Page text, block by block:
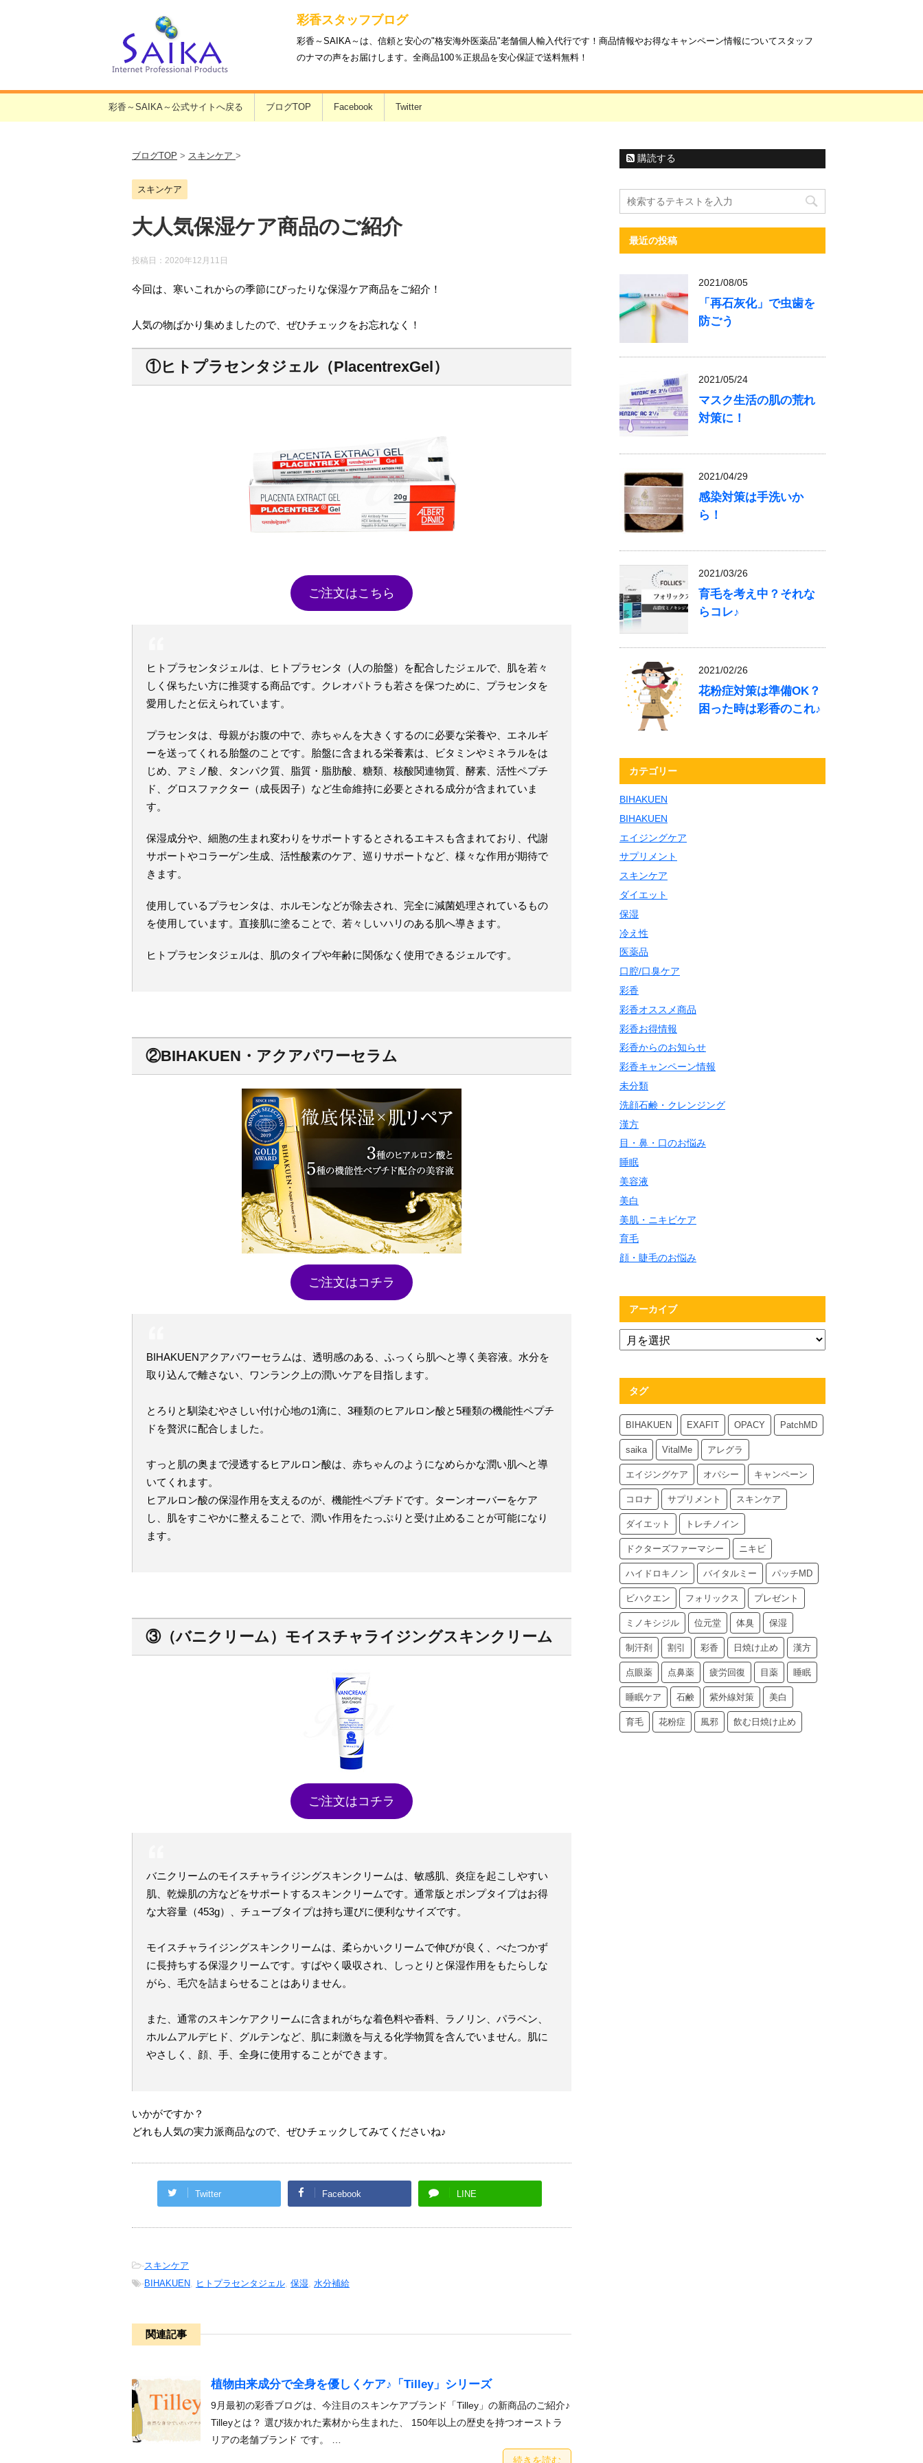
彩香スタッフブログ
彩香～SAIKA～は、信頼と安心の"格安海外医薬品"老舗個人輸入代行です！商品情報やお得なキャンペーン情報についてスタッフ
のナマの声をお届けします。全商品100％正規品を安心保証で送料無料！
彩香～SAIKA～公式サイトへ戻る ブログTOP Facebook Twitter
ブログTOP > スキンケア >
スキンケア
大人気保湿ケア商品のご紹介
投稿日： 2020年12月11日
今回は、寒いこれからの季節にぴったりな保湿ケア商品をご紹介！
人気の物ばかり集めましたので、ぜひチェックをお忘れなく！
①ヒトプラセンタジェル（PlacentrexGel）
ご注文はこちら
ヒトプラセンタジェルは、ヒトプラセンタ（人の胎盤）を配合したジェルで、肌を若々
しく保ちたい方に推奨する商品です。クレオパトラも若さを保つために、プラセンタを
愛用したと伝えられています。
プラセンタは、母親がお腹の中で、赤ちゃんを大きくするのに必要な栄養や、エネルギ
ーを送ってくれる胎盤のことです。胎盤に含まれる栄養素は、ビタミンやミネラルをは
じめ、アミノ酸、タンパク質、脂質・脂肪酸、糖類、核酸関連物質、酵素、活性ペプチ
ド、グロスファクター（成長因子）など生命維持に必要とされる成分が含まれていま
す。
保湿成分や、細胞の生まれ変わりをサポートするとされるエキスも含まれており、代謝
サポートやコラーゲン生成、活性酸素のケア、巡りサポートなど、様々な作用が期待で
きます。
使用しているプラセンタは、ホルモンなどが除去され、完全に減菌処理されているもの
を使用しています。直接肌に塗ることで、若々しいハリのある肌へ導きます。
ヒトプラセンタジェルは、肌のタイプや年齢に関係なく使用できるジェルです。
②BIHAKUEN・アクアパワーセラム
ご注文はコチラ
BIHAKUENアクアパワーセラムは、透明感のある、ふっくら肌へと導く美容液。水分を
取り込んで離さない、ワンランク上の潤いケアを目指します。
とろりと馴染むやさしい付け心地の1滴に、3種類のヒアルロン酸と5種類の機能性ペプチ
ドを贅沢に配合しました。
すっと肌の奥まで浸透するヒアルロン酸は、赤ちゃんのようになめらかな潤い肌へと導
いてくれます。
ヒアルロン酸の保湿作用を支えるのが、機能性ペプチドです。ターンオーバーをケア
し、肌をすこやかに整えることで、潤い作用をたっぷりと受け止めることが可能になり
ます。
③（バニクリーム）モイスチャライジングスキンクリーム
ご注文はコチラ
バニクリームのモイスチャライジングスキンクリームは、敏感肌、炎症を起こしやすい
肌、乾燥肌の方などをサポートするスキンクリームです。通常版とポンプタイプはお得
な大容量（453g）、チューブタイプは持ち運びに便利なサイズです。
モイスチャライジングスキンクリームは、柔らかいクリームで伸びが良く、べたつかず
に長持ちする保湿クリームです。すばやく吸収され、しっとりと保湿作用をもたらしな
がら、毛穴を詰まらせることはありません。
また、通常のスキンケアクリームに含まれがちな着色料や香料、ラノリン、パラベン、
ホルムアルデヒド、グルテンなど、肌に刺激を与える化学物質を含んでいません。肌に
やさしく、顔、手、全身に使用することができます。
いかがですか？
どれも人気の実力派商品なので、ぜひチェックしてみてくださいね♪
Twitter Facebook LINE
-スキンケア
-BIHAKUEN, ヒトプラセンタジェル, 保湿, 水分補給
関連記事
植物由来成分で全身を優しくケア♪「Tilley」シリーズ
9月最初の彩香ブログは、今注目のスキンケアブランド「Tilley」の新商品のご紹介♪
Tilleyとは？ 選び抜かれた素材から生まれた、 150年以上の歴史を持つオーストラ
リアの老舗ブランド です。 …
続きを読む
購読する
最近の投稿
2021/08/05
「再石灰化」で虫歯を
防ごう
2021/05/24
マスク生活の肌の荒れ
対策に！
2021/04/29
感染対策は手洗いか
ら！
2021/03/26
育毛を考え中？それな
らコレ♪
2021/02/26
花粉症対策は準備OK？
困った時は彩香のこれ♪
カテゴリー
BIHAKUEN
BIHAKUEN
エイジングケア
サプリメント
スキンケア
ダイエット
保湿
冷え性
医薬品
口腔/口臭ケア
彩香
彩香オススメ商品
彩香お得情報
彩香からのお知らせ
彩香キャンペーン情報
未分類
洗顔石鹸・クレンジング
漢方
目・鼻・口のお悩み
睡眠
美容液
美白
美肌・ニキビケア
育毛
顔・睫毛のお悩み
アーカイブ
タグ
BIHAKUEN EXAFIT OPACY PatchMD
saika VitalMe アレグラ
エイジングケア オパシー キャンペーン
コロナ サプリメント スキンケア
ダイエット トレチノイン
ドクターズファーマシー ニキビ
ハイドロキノン バイタルミー パッチMD
ビハクエン フォリックス プレゼント
ミノキシジル 位元堂 体臭 保湿
制汗剤 割引 彩香 日焼け止め 漢方
点眼薬 点鼻薬 疲労回復 目薬 睡眠
睡眠ケア 石鹸 紫外線対策 美白
育毛 花粉症 風邪 飲む日焼け止め